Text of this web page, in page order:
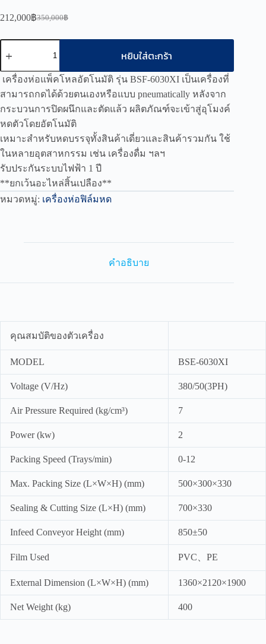
350,000฿
Original
was:
350,000฿.
212,000฿Current
is:
212,000฿.
BSF-
เครื่อง
แพ็ค
โหล
อัตโนมัติ
ชิ้น
หยิบใส่ตะกร้า
เครื่องห่อแพ็คโหลอัตโนมัติ รุ่น BSF-6030XI เป็นเครื่องที่
สามารถกดได้ด้วยตนเองหรือแบบ pneumatically หลังจาก
กระบวนการปิดผนึกและตัดแล้ว ผลิตภัณฑ์จะเข้าสู่อุโมงค์
หดตัวโดยอัตโนมัติ
เหมาะสำหรับหดบรรจุทั้งสินค้าเดี่ยวและสินค้ารวมกัน ใช้
ในหลายอุตสาหกรรม เช่น เครื่องดื่ม ฯลฯ
รับประกันระบบไฟฟ้า 1 ปี
**ยกเว้นอะไหล่สิ้นเปลือง**
หมวดหมู่: เครื่องห่อฟิล์มหด
คำอธิบาย
คุณสมบัติของตัวเครื่อง
MODEL BSE-6030XI
Voltage (V/Hz) 380/50(3PH)
Air Pressure Required (kg/cm³) 7
Power (kw) 2
Packing Speed (Trays/min) 0-12
Max. Packing Size (L×W×H) (mm) 500×300×330
Sealing & Cutting Size (L×H) (mm) 700×330
Infeed Conveyor Height (mm) 850±50
Film Used PVC、PE
External Dimension (L×W×H) (mm) 1360×2120×1900
Net Weight (kg) 400